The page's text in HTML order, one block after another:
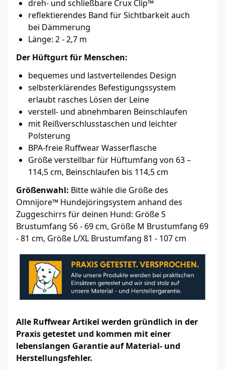
dreh- und schließbare Crux Clip™
reflektierendes Band für Sichtbarkeit auch
bei Dämmerung
Länge: 2 - 2,7 m
Der Hüftgurt für Menschen:
bequemes und lastverteilendes Design
selbsterklärendes Befestigungssystem
erlaubt rasches Lösen der Leine
verstell- und abnehmbaren Beinschlaufen
mit Reißverschlusstaschen und leichter
Polsterung
BPA-freie Ruffwear Wasserflasche
Größe verstellbar für Hüftumfang von 63 –
114,5 cm, Beinschlaufen bis 114,5 cm
Größenwahl: Bitte wähle die Größe des
Omnijore™ Hundejöringsystem anhand des
Zuggeschirrs für deinen Hund: Größe S
Brustumfang 56 - 69 cm, Größe M Brustumfang 69
- 81 cm, Größe L/XL Brustumfang 81 - 107 cm
Alle Ruffwear Artikel werden gründlich in der
Praxis getestet und kommen mit einer
lebenslangen Garantie auf Material- und
Herstellungsfehler.